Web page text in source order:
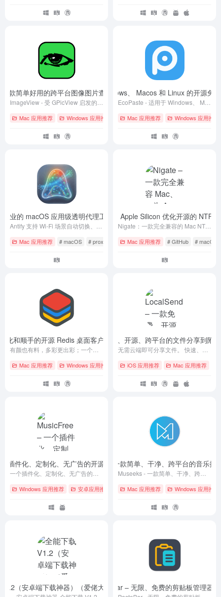
款简单好用的跨平台图像图片查看器- Version 1.9.0
Mac 应用推荐 Windows 应用推荐 # GitHub # Linux # macOS
EcoPaste – 适用于 Windows、 Macos 和 Linux 的开源免
Mac 应用推荐 Windows 应用推荐
业的 macOS 应用级透明代理工具
- 最新版
Mac 应用推荐 # macOS # proxy # 代理
Nigate – 一款完全兼容 Mac、专为 Apple Silicon 优化开源的 NTFS
Mac 应用推荐 # GitHub # macOS
化和顺手的开源 Redis 桌面客户端 – TinyRDM- v1.2.5
Mac 应用推荐 Windows 应用推荐 # GitHub # Linux # macOS
LocalSend – 一款免费、开源、跨平台的文件分享到附
iOS 应用推荐 Mac 应用推荐
插件化、定制化、无广告的开源音乐播放器- v0.6.2
Windows 应用推荐 安卓应用推荐 # GitHub # iOS # Linux
Museeks – 一款简单、干净、跨平台的音乐播
Mac 应用推荐 Windows 应用推荐
（安卓端下载神器）（爱佬大神版）- V1.2
PasteBar – 无限、免费的剪贴板管理器